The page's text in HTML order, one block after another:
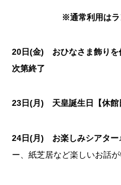
※通常利用はラ
20日(金) おひなさま飾り
次第終了
23日(月) 天皇誕生日【休館
24日(月) お楽しみシアター
ー、紙芝居など楽しいお話